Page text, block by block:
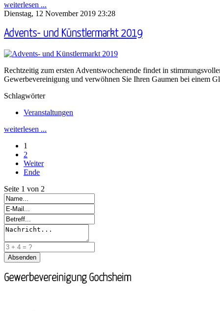
weiterlesen ...
Dienstag, 12 November 2019 23:28
Advents- und Künstlermarkt 2019
Rechtzeitig zum ersten Adventswochenende findet in
Gewerbevereinigung und verwöhnen Sie Ihren Gaumen bei einem
Schlagwörter
Veranstaltungen
weiterlesen ...
1
2
Weiter
Ende
Seite 1 von 2
Gewerbevereinigung Gochsheim